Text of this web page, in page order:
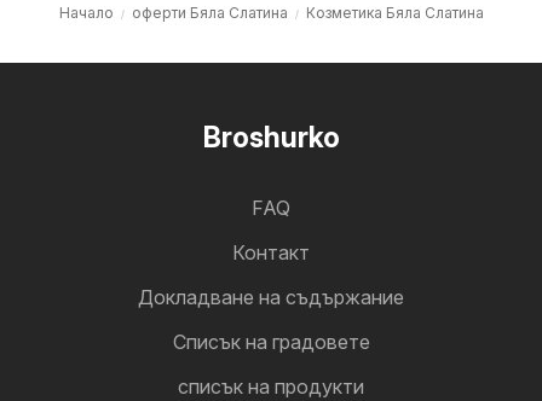
Начало оферти Бяла Слатина Козметика Бяла Слатина
Broshurko
FAQ
Контакт
Докладване на съдържание
Cписък на градовете
списък на продукти